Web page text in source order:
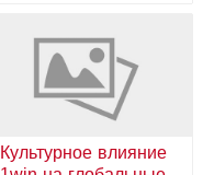
Культурное влияние